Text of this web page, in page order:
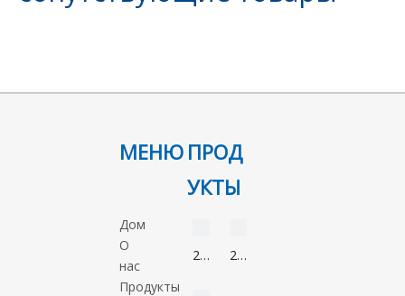
МЕНЮ
Дом
О
нас
Продукты
ПРОД
УКТЫ
2-
2-